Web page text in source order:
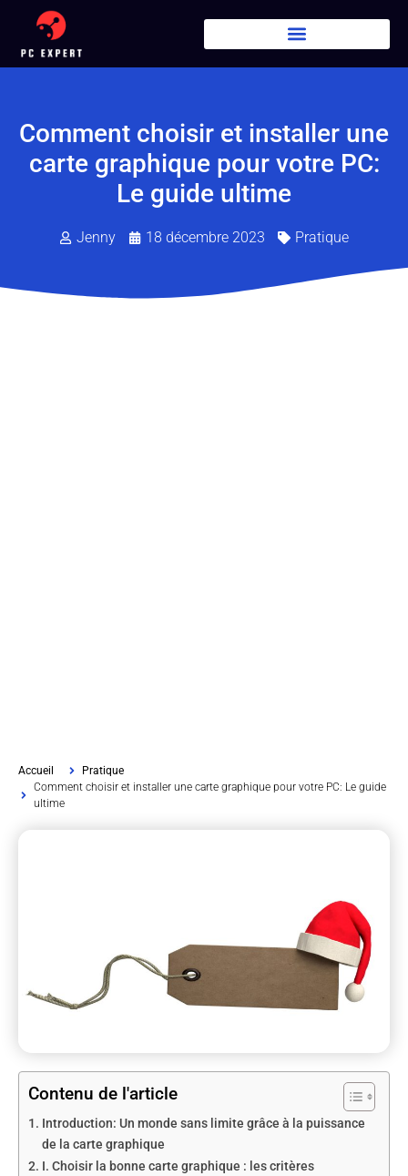
Comment choisir et installer une
carte graphique pour votre PC:
Le guide ultime
Jenny 18 décembre 2023 Pratique
Accueil
Pratique
Comment choisir et installer une carte graphique pour votre PC: Le guide
ultime
Contenu de l'article
Introduction: Un monde sans limite grâce à la puissance
de la carte graphique
I. Choisir la bonne carte graphique : les critères